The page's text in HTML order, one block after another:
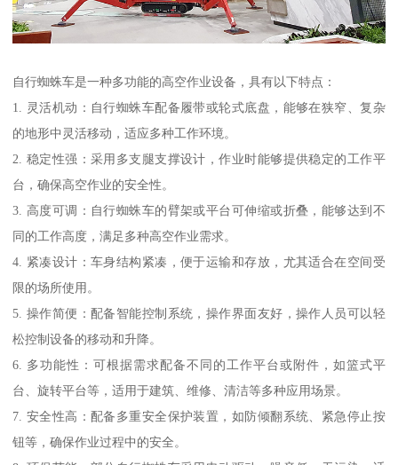
自行蜘蛛车是一种多功能的高空作业设备，具有以下特点：
1. 灵活机动：自行蜘蛛车配备履带或轮式底盘，能够在狭窄、复杂
的地形中灵活移动，适应多种工作环境。
2. 稳定性强：采用多支腿支撑设计，作业时能够提供稳定的工作平
台，确保高空作业的安全性。
3. 高度可调：自行蜘蛛车的臂架或平台可伸缩或折叠，能够达到不
同的工作高度，满足多种高空作业需求。
4. 紧凑设计：车身结构紧凑，便于运输和存放，尤其适合在空间受
限的场所使用。
5. 操作简便：配备智能控制系统，操作界面友好，操作人员可以轻
松控制设备的移动和升降。
6. 多功能性：可根据需求配备不同的工作平台或附件，如篮式平
台、旋转平台等，适用于建筑、维修、清洁等多种应用场景。
7. 安全性高：配备多重安全保护装置，如防倾翻系统、紧急停止按
钮等，确保作业过程中的安全。